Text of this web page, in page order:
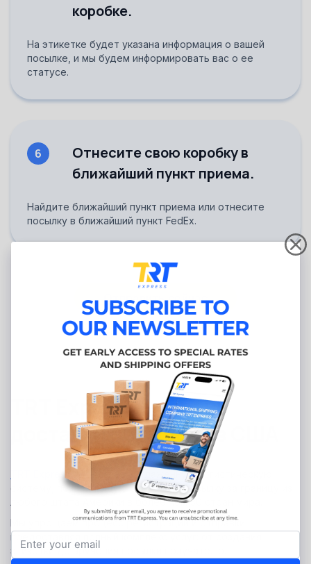
коробке.
На этикетке будет указана информация о вашей
посылке, и мы будем информировать вас о ее
статусе.
Отнесите свою коробку в
ближайший пункт приема.
Найдите ближайший пункт приема или отнесите
посылку в ближайший пункт FedEx.
6
Отправить сейчас
TRT Express – сервис
доставки посылок из США
TRT Express
предлагает отлаженную логистическую
систему, позволяющую отправить посылку за границу из
любого штата Америки в более чем 30 стран мира.
Мы упрощаем процесс регистрации и отправки,
предоставляя полный комплекс услуг: от создания
этикетки до вручения посылки получателю.